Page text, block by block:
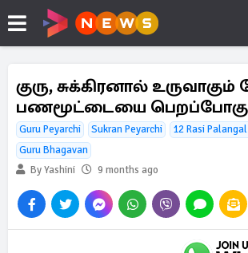
குரு, சுக்கிரனால்
பணமூட்டையை பெறப்போகும்
Guru Peyarchi Sukran Peyarchi
12 Rasi
Guru Bhagavan
By Yashini
9 months ago